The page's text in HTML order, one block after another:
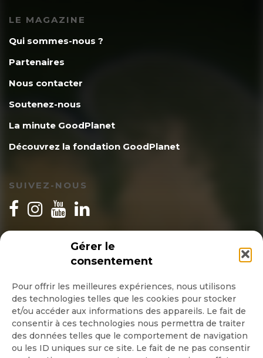
Gérer le
consentement
Pour offrir les meilleures expériences, nous utilisons
des technologies telles que les cookies pour stocker
et/ou accéder aux informations des appareils. Le fait de
consentir à ces technologies nous permettra de traiter
des données telles que le comportement de navigation
ou les ID uniques sur ce site. Le fait de ne pas consentir
LE MAGAZINE
Qui sommes-nous ?
Partenaires
Nous contacter
Soutenez-nous
La minute GoodPlanet
Découvrez la fondation GoodPlanet
SUIVEZ-NOUS
INSCRIPTION NEWSLETTER
Quotidienne
Hebdo